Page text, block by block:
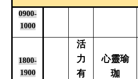
0900-
1000
1800-
1900
活
力
有
心靈瑜
珈